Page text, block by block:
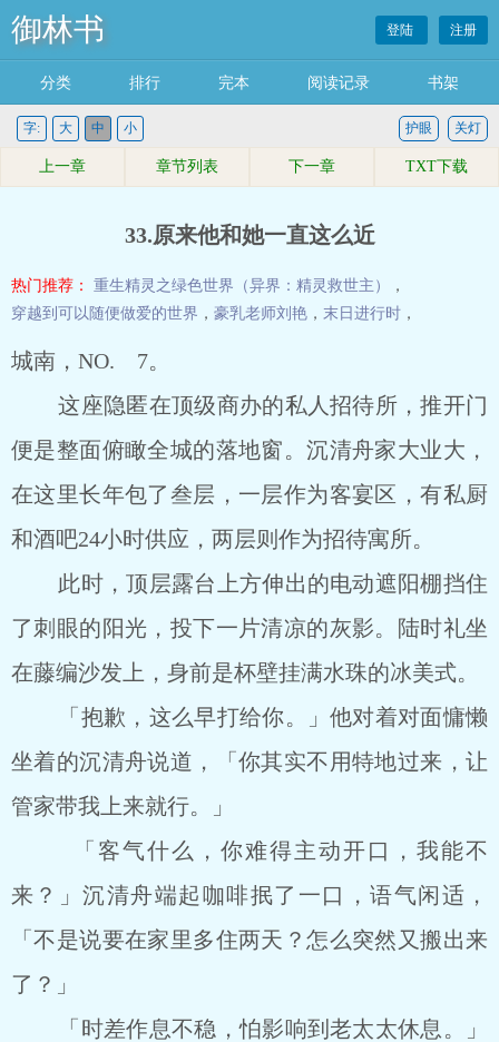
御林书 登陆 注册
分类 排行 完本 阅读记录 书架
字: 大 中 小 关灯
护眼
上一章 章节列表 下一章 TXT下载
33.原来他和她一直这么近
热门推荐： 重生精灵之绿色世界（异界：精灵救世主）
，
穿越到可以随便做爱的世界 ， 豪乳老师刘艳 ， 末日进行时 ，
城南，NO. 7。
这座隐匿在顶级商办的私人招待所，推开门
便是整面俯瞰全城的落地窗。沉清舟家大业大，
在这里长年包了叁层，一层作为客宴区，有私厨
和酒吧24小时供应，两层则作为招待寓所。
此时，顶层露台上方伸出的电动遮阳棚挡住
了刺眼的阳光，投下一片清凉的灰影。陆时礼坐
在藤编沙发上，身前是杯壁挂满水珠的冰美式。
「抱歉，这么早打给你。」他对着对面慵懒
坐着的沉清舟说道，「你其实不用特地过来，让
管家带我上来就行。」
「客气什么，你难得主动开口，我能不
来？」沉清舟端起咖啡抿了一口，语气闲适，
「不是说要在家里多住两天？怎么突然又搬出来
了？」
「时差作息不稳，怕影响到老太太休息。」